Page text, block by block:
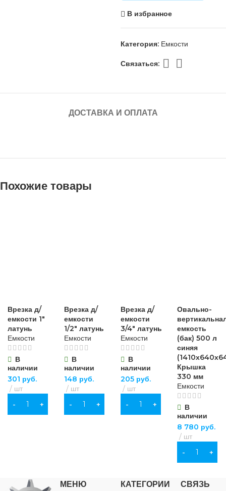
В избранное
Категория: Емкости
Связаться:
ДОСТАВКА И ОПЛАТА
Похожие товары
Врезка д/
емкости 1″
латунь
Емкости
В
наличии
301 руб.
шт
В КОРЗИНУ
Врезка д/
емкости
1/2″ латунь
Емкости
В
наличии
148 руб.
шт
В КОРЗИНУ
Врезка д/
емкости
3/4″ латунь
Емкости
В
наличии
205 руб.
шт
В КОРЗИНУ
Овально-
емкость
(бак) 500 л
синяя
Крышка
330 мм
Емкости
В
наличии
8 780 руб.
шт
В КОРЗИНУ
МЕНЮ
КАТЕГОРИИ
СВЯЗЬ